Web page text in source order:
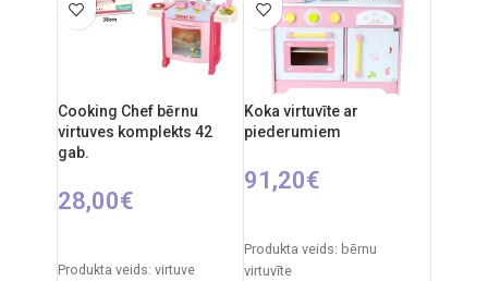
Ieteicamais vecums: no 3
Ieteicamais vecums: no 3
gadiem.
Cooking Chef bērnu
virtuves komplekts 42
gab.
28,00€
Produkta veids: virtuve
Koka virtuvīte ar
piederumiem
91,20€
Produkta veids: bērnu
virtuvīte